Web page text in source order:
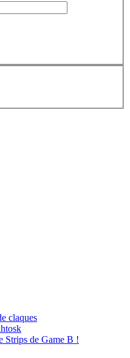
claques
Strips de Game B !